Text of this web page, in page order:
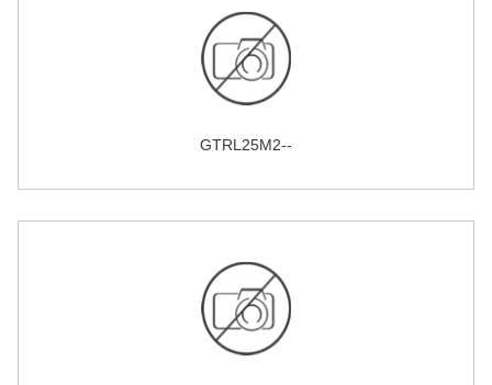
GTRL25M2--